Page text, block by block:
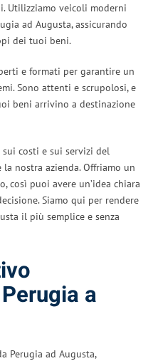
Utilizziamo veicoli moderni
ad Augusta, assicurando
dei tuoi beni.
e formati per garantire un
Sono attenti e scrupolosi, e
beni arrivino a destinazione
costi e sui servizi del
nostra azienda. Offriamo un
così puoi avere un’idea chiara
Siamo qui per rendere
il più semplice e senza
a
Perugia ad Augusta,